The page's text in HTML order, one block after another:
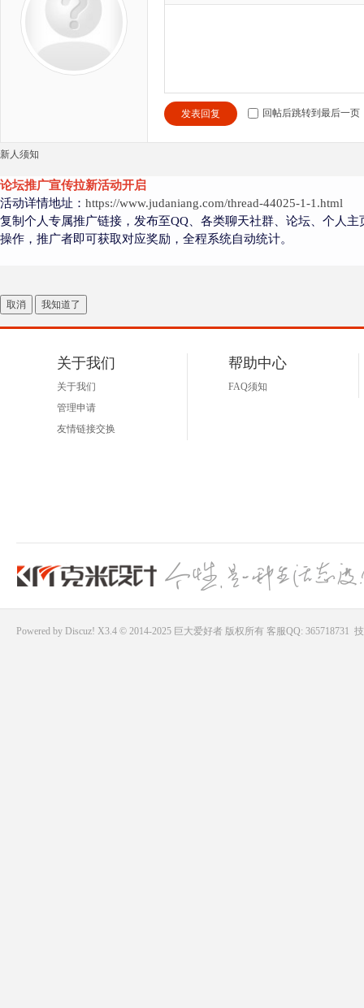
发表回复 回帖后跳转到最后一页
新人须知
论坛推广宣传拉新活动开启
活动详情地址： https://www.judaniang.com/thread-44025-1-1.html
复制个人专属推广链接，发布至QQ、各类聊天社群、论坛、个人
操作，推广者即可获取对应奖励，全程系统自动统计。
取消 我知道了
关于我们
关于我们
管理申请
友情链接交换
帮助中心
FAQ须知
Powered by Discuz! X3.4 © 2014-2025 巨大爱好者版权所有 客服QQ: 365718731